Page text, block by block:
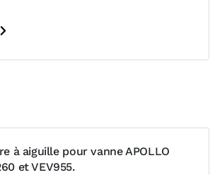
à aiguille pour vanne APOLLO
et VEV955.